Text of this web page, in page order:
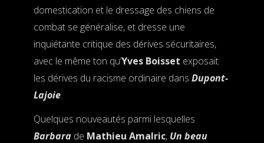
domestication et le dressage des chiens de
combat se généralise, et dresse une
inquiétante critique des dérives sécuritaires,
avec le même ton qu’Yves Boisset exposait
les dérives du racisme ordinaire dans Dupont-
Lajoie.
Quelques nouveautés parmi lesquelles
Barbarade Mathieu Amalric, Un beau